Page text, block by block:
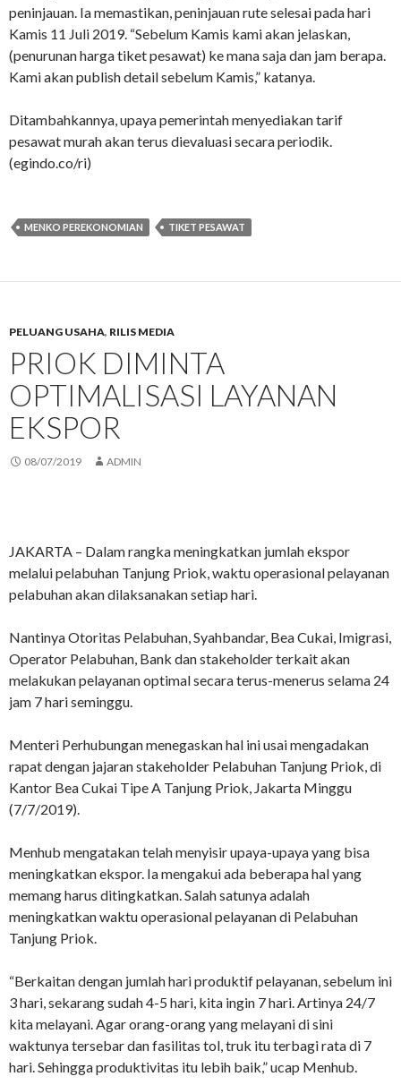
peninjauan. Ia memastikan, peninjauan rute selesai pada hari
Kamis 11 Juli 2019. “Sebelum Kamis kami akan jelaskan,
(penurunan harga tiket pesawat) ke mana saja dan jam berapa.
Kami akan publish detail sebelum Kamis,” katanya.
Ditambahkannya, upaya pemerintah menyediakan tarif
pesawat murah akan terus dievaluasi secara periodik.
(egindo.co/ri)
MENKO PEREKONOMIAN TIKET PESAWAT
PELUANG USAHA, RILIS MEDIA
PRIOK DIMINTA
OPTIMALISASI LAYANAN
EKSPOR
08/07/2019 ADMIN
JAKARTA – Dalam rangka meningkatkan jumlah ekspor
melalui pelabuhan Tanjung Priok, waktu operasional pelayanan
pelabuhan akan dilaksanakan setiap hari.
Nantinya Otoritas Pelabuhan, Syahbandar, Bea Cukai, Imigrasi,
Operator Pelabuhan, Bank dan stakeholder terkait akan
melakukan pelayanan optimal secara terus-menerus selama 24
jam 7 hari seminggu.
Menteri Perhubungan menegaskan hal ini usai mengadakan
rapat dengan jajaran stakeholder Pelabuhan Tanjung Priok, di
Kantor Bea Cukai Tipe A Tanjung Priok, Jakarta Minggu
(7/7/2019).
Menhub mengatakan telah menyisir upaya-upaya yang bisa
meningkatkan ekspor. Ia mengakui ada beberapa hal yang
memang harus ditingkatkan. Salah satunya adalah
meningkatkan waktu operasional pelayanan di Pelabuhan
Tanjung Priok.
“Berkaitan dengan jumlah hari produktif pelayanan, sebelum ini
3 hari, sekarang sudah 4-5 hari, kita ingin 7 hari. Artinya 24/7
kita melayani. Agar orang-orang yang melayani di sini
waktunya tersebar dan fasilitas tol, truk itu terbagi rata di 7
hari. Sehingga produktivitas itu lebih baik,” ucap Menhub.